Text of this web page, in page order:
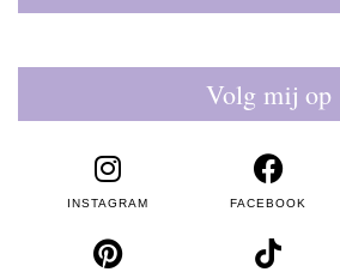
Volg mij op
INSTAGRAM FACEBOOK